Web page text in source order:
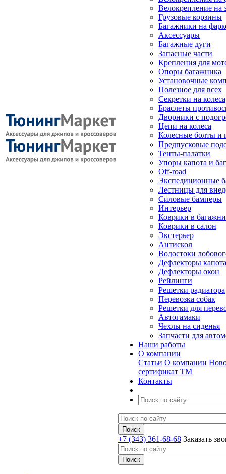
Велокрепление на
Грузовые корзины
Багажники на
Аксессуары
Багажные дуги
Запасные части
Крепления для
Опоры багажника
Установочные
Полезное для всех
Секретки на колеса
Браслеты
Дворники с
Цепи на колеса
Колесные болты и
Предпусковые
Тенты-палатки
Упоры капота и
Off-road
Экспедиционные
Лестницы для
Силовые бамперы
Интерьер
Коврики в
Коврики в салон
Экстерьер
Антискол
Водостоки
Дефлекторы капота
Дефлекторы окон
Рейлинги
Решетки радиатора
Перевозка собак
Решетки для
Автогамаки
Чехлы на сиденья
Запчасти для
Наши работы
О компании
Статьи О компании
сертификат ТМ
Контакты
+7 (343) 361-68-68 Заказать